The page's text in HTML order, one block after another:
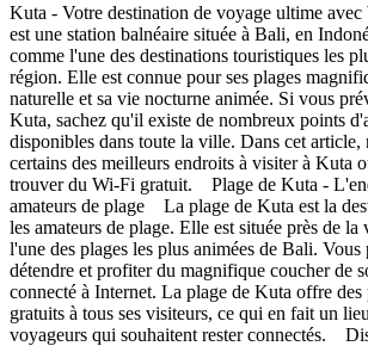
Kuta - Votre destination de voyage ultime
est une station balnéaire située à Bali, en
comme l'une des destinations touristiques les
région. Elle est connue pour ses plages
naturelle et sa vie nocturne animée. Si vous
Kuta, sachez qu'il existe de nombreux points
disponibles dans toute la ville. Dans cet article,
certains des meilleurs endroits à visiter à Kuta
trouver du Wi-Fi gratuit. Plage de Kuta -
amateurs de plage La plage de Kuta est la
les amateurs de plage. Elle est située près de
l'une des plages les plus animées de Bali. Vous
détendre et profiter du magnifique coucher de
connecté à Internet. La plage de Kuta offre
gratuits à tous ses visiteurs, ce qui en fait un
voyageurs qui souhaitent rester connectés.